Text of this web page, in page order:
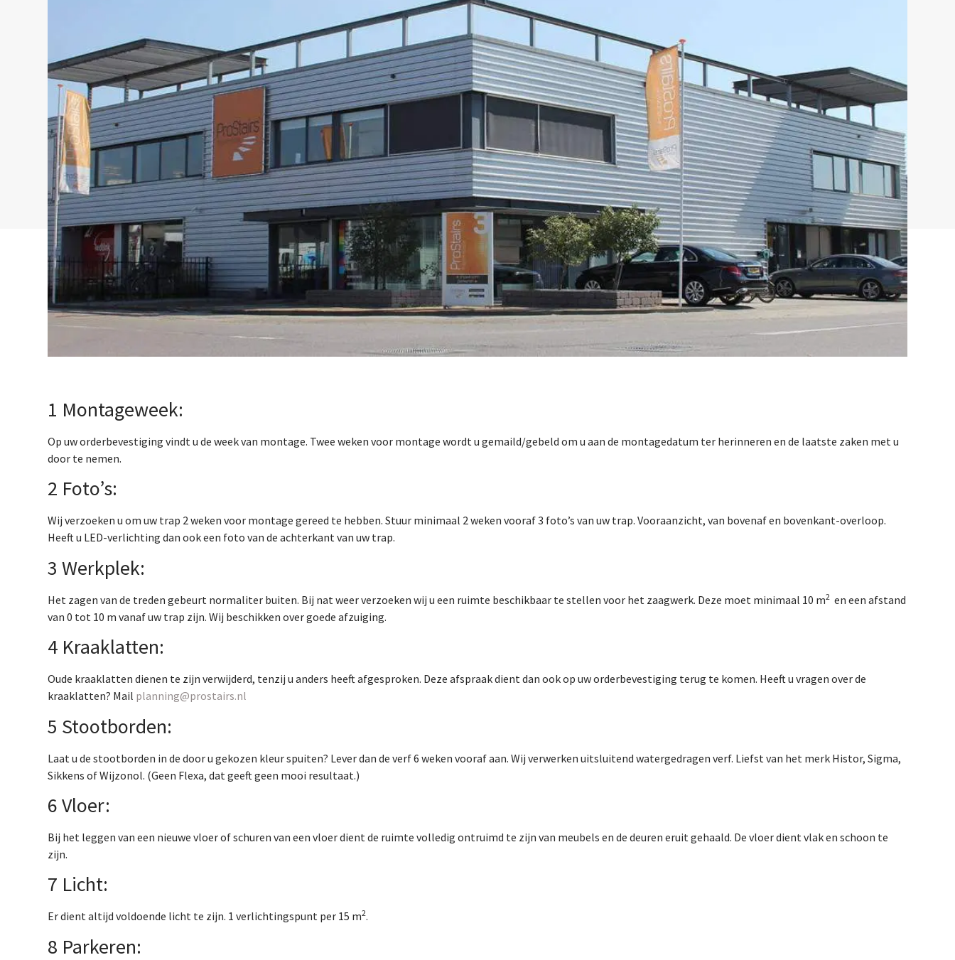
1 Montageweek:
Op uw orderbevestiging vindt u de week van montage. Twee weken voor montage wordt u gemaild/gebeld om u aan de montagedatum ter herinneren en de laatste zaken met u
door te nemen.
2 Foto’s:
Wij verzoeken u om uw trap 2 weken voor montage gereed te hebben. Stuur minimaal 2 weken vooraf 3 foto’s van uw trap. Vooraanzicht, van bovenaf en bovenkant-overloop.
Heeft u LED-verlichting dan ook een foto van de achterkant van uw trap.
3 Werkplek:
Het zagen van de treden gebeurt normaliter buiten. Bij nat weer verzoeken wij u een ruimte beschikbaar te stellen voor het zaagwerk. Deze moet minimaal 10 m2 en een afstand
van 0 tot 10 m vanaf uw trap zijn. Wij beschikken over goede afzuiging.
4 Kraaklatten:
Oude kraaklatten dienen te zijn verwijderd, tenzij u anders heeft afgesproken. Deze afspraak dient dan ook op uw orderbevestiging terug te komen. Heeft u vragen over de
kraaklatten? Mail planning@prostairs.nl
5 Stootborden:
Laat u de stootborden in de door u gekozen kleur spuiten? Lever dan de verf 6 weken vooraf aan. Wij verwerken uitsluitend watergedragen verf. Liefst van het merk Histor, Sigma,
Sikkens of Wijzonol. (Geen Flexa, dat geeft geen mooi resultaat.)
6 Vloer:
Bij het leggen van een nieuwe vloer of schuren van een vloer dient de ruimte volledig ontruimd te zijn van meubels en de deuren eruit gehaald. De vloer dient vlak en schoon te
zijn.
7 Licht:
Er dient altijd voldoende licht te zijn. 1 verlichtingspunt per 15 m2.
8 Parkeren: